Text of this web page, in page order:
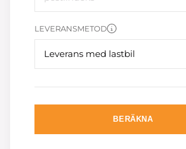
LEVERANSMETOD
Leverans med lastbil
BERÄKNA